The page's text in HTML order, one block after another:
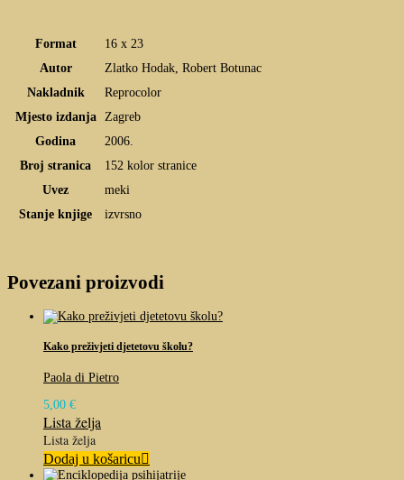
Format
16 x 23
Autor
Zlatko Hodak, Robert Botunac
Nakladnik
Reprocolor
Mjesto izdanja
Zagreb
Godina
2006.
Broj stranica
152 kolor stranice
Uvez
meki
Stanje knjige
izvrsno
Povezani proizvodi
Kako preživjeti djetetovu školu?
Paola di Pietro
5,00 €
Lista želja
Lista želja
Dodaj u košaricu